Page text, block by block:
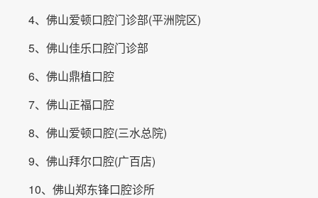
4、佛山爱顿口腔门诊部(平洲院区)
5、佛山佳乐口腔门诊部
6、佛山鼎植口腔
7、佛山正福口腔
8、佛山爱顿口腔(三水总院)
9、佛山拜尔口腔(广百店)
10、佛山郑东锋口腔诊所